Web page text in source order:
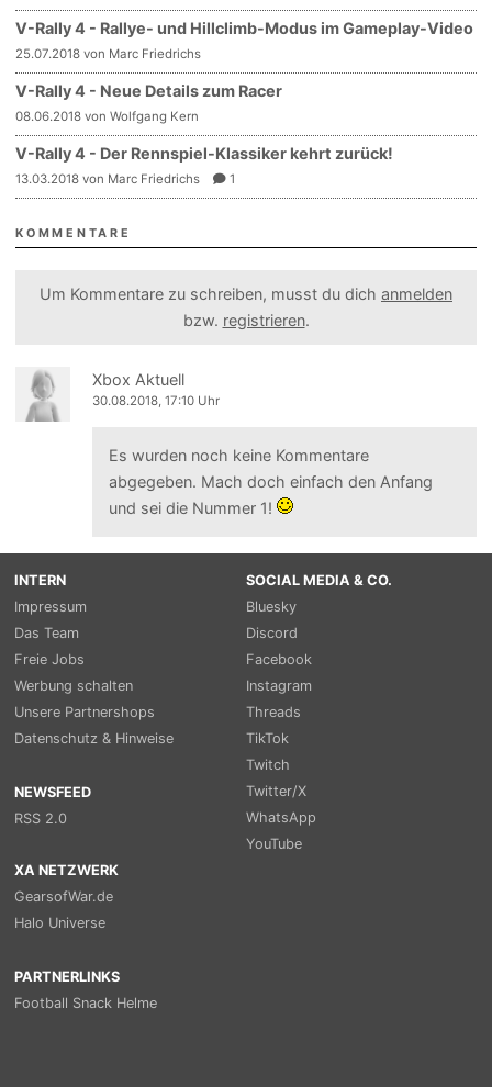
V-Rally 4 - Rallye- und Hillclimb-Modus im Gameplay-Video
25.07.2018 von Marc Friedrichs
V-Rally 4 - Neue Details zum Racer
08.06.2018 von Wolfgang Kern
V-Rally 4 - Der Rennspiel-Klassiker kehrt zurück!
13.03.2018 von Marc Friedrichs 1
KOMMENTARE
Um Kommentare zu schreiben, musst du dich anmelden
bzw. registrieren.
Xbox Aktuell
30.08.2018, 17:10 Uhr
Es wurden noch keine Kommentare
abgegeben. Mach doch einfach den Anfang
und sei die Nummer 1!
INTERN
Impressum
Das Team
Freie Jobs
Werbung schalten
Unsere Partnershops
Datenschutz & Hinweise
NEWSFEED
RSS 2.0
SOCIAL MEDIA & CO.
Bluesky
Discord
Facebook
Instagram
Threads
TikTok
Twitch
Twitter/X
WhatsApp
YouTube
XA NETZWERK
GearsofWar.de
Halo Universe
PARTNERLINKS
Football Snack Helme